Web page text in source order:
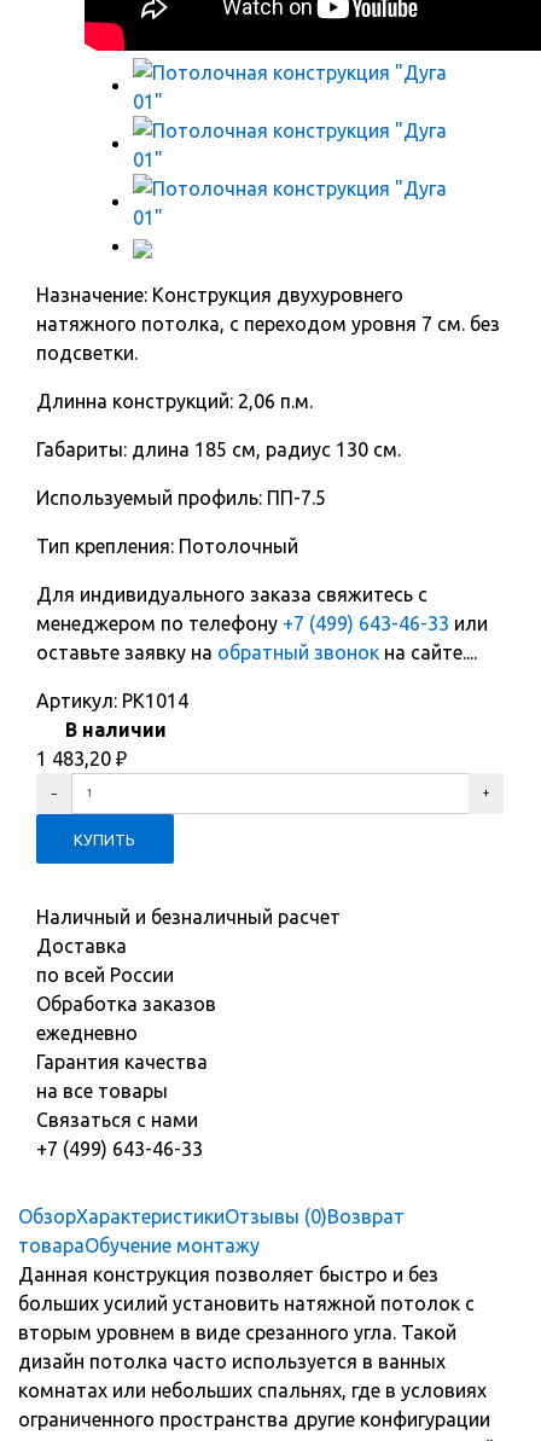
Назначение: Конструкция двухуровнего
натяжного потолка, с переходом уровня 7 см. без
подсветки.
Длинна конструкций: 2,06 п.м.
Габариты: длина 185 см, радиус 130 см.
Используемый профиль: ПП-7.5
Тип крепления: Потолочный
Для индивидуального заказа свяжитесь с
менеджером по телефону +7 (499) 643-46-33 или
оставьте заявку на обратный звонок на сайте....
Артикул: PK1014
В наличии
1 483,20 ₽
Наличный и безналичный расчет
Доставка
по всей России
Обработка заказов
ежедневно
Гарантия качества
на все товары
Связаться с нами
+7 (499) 643-46-33
ОбзорХарактеристикиОтзывы (0)Возврат
товараОбучение монтажу
Данная конструкция позволяет быстро и без
больших усилий установить натяжной потолок с
вторым уровнем в виде срезанного угла. Такой
дизайн потолка часто используется в ванных
комнатах или небольших спальнях, где в условиях
ограниченного пространства другие конфигурации